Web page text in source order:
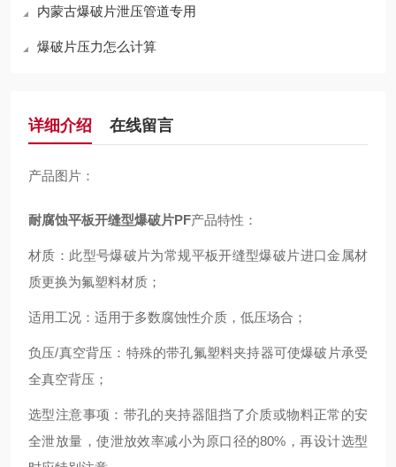
内蒙古爆破片泄压管道专用
爆破片压力怎么计算
详细介绍 在线留言
产品图片：
耐腐蚀平板开缝型爆破片PF产品特性：
材质：此型号爆破片为常规平板开缝型爆破片进口金属材
质更换为氟塑料材质；
适用工况：适用于多数腐蚀性介质，低压场合；
负压/真空背压：特殊的带孔氟塑料夹持器可使爆破片承受
全真空背压；
选型注意事项：带孔的夹持器阻挡了介质或物料正常的安
全泄放量，使泄放效率减小为原口径的80%，再设计选型